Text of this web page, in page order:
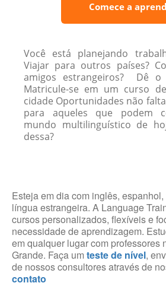
Comece a
Você está planejando
Viajar para outros países?
amigos estrangeiros? Dê o
Matricule-se em um curso
cidade Oportunidades não
para aqueles que podem
mundo multilinguístico de
dessa?
Esteja em dia com inglês,
língua estrangeira. A Language
cursos personalizados, flexíveis e
necessidade de aprendizagem.
em qualquer lugar com professores
Grande. Faça um teste de nível,
de nossos consultores através de
contato